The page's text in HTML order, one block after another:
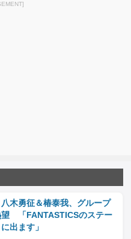
八木勇征＆椿泰我、グループ
望 「FANTASTICSのステー
出ます」